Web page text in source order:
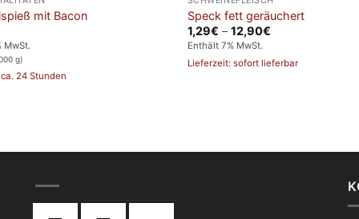
mit Bacon
MwSt.
g)
24 Stunden
Speck fett geräuchert
1,29€ –12,90€Preisspanne:
12,90€
Enthält 7% MwSt.
Lieferzeit: sofort lieferbar